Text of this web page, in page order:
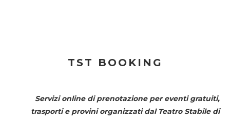
TST BOOKING
Servizi online di prenotazione per eventi gratuiti,
trasporti e provini organizzati dal Teatro Stabile di